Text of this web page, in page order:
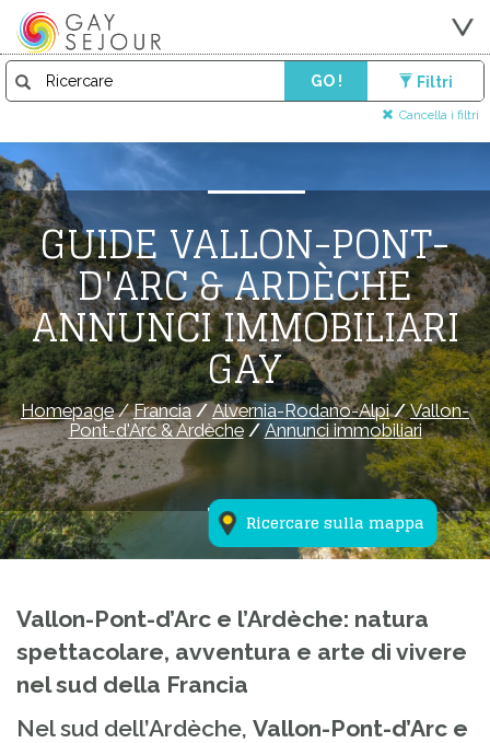
GO ! Filtri
Cancella i filtri
Ricercare sulla mappa
GUIDE VALLON-PONT-
D'ARC & ARDÈCHE
ANNUNCI IMMOBILIARI
GAY
Homepage/Francia/ Alvernia-Rodano-Alpi/Vallon-
Pont-d'Arc & Ardèche/Annunci immobiliari
Vallon-Pont-d’Arc e l’Ardèche: natura
spettacolare, avventura e arte di vivere
nel sud della Francia
Nel sud dell’Ardèche, Vallon-Pont-d’Arc e